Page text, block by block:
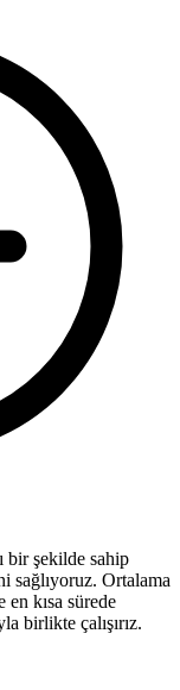
bir şekilde sahip
sağlıyoruz. Ortalama
en kısa sürede
birlikte çalışırız.